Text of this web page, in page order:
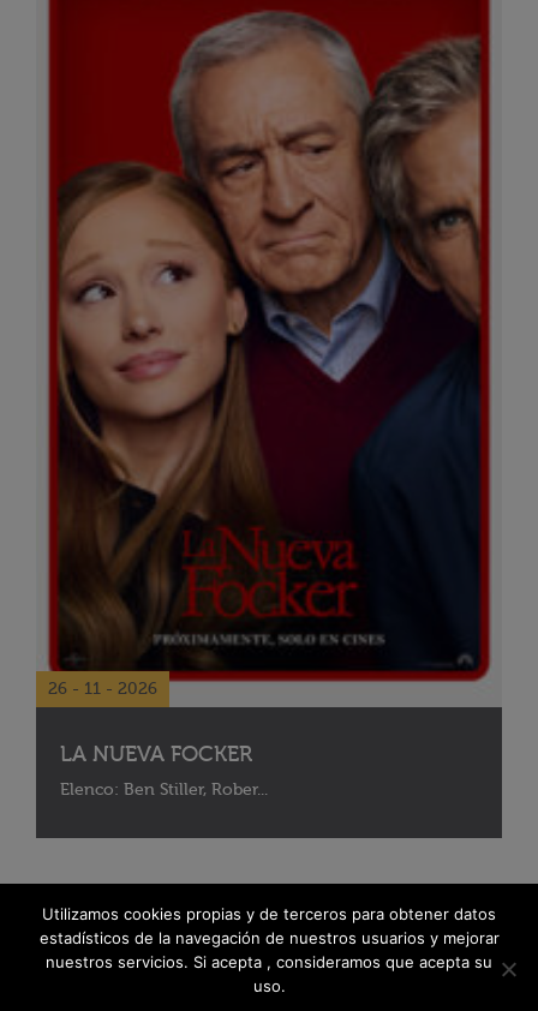
26 - 11 - 2026
LA NUEVA FOCKER
Elenco: Ben Stiller, Rober...
Utilizamos cookies propias y de terceros para obtener datos
estadísticos de la navegación de nuestros usuarios y mejorar
nuestros servicios. Si acepta , consideramos que acepta su
uso.